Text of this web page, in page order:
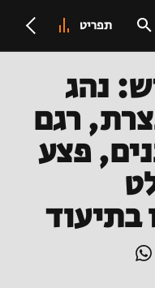
תפריט
נהג
רגם
פצע